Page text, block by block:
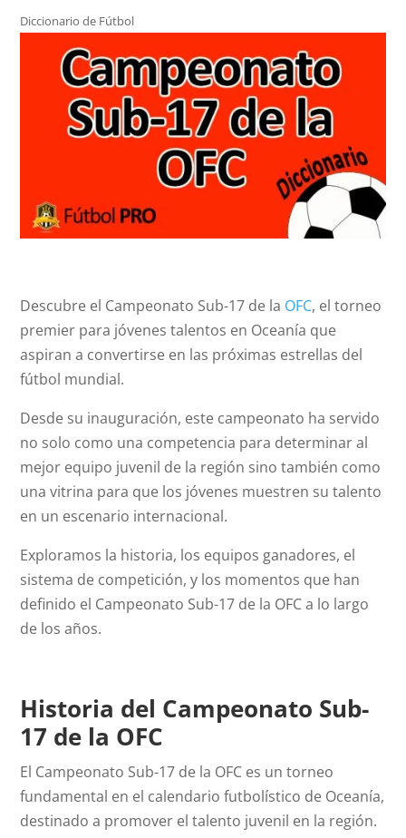
Diccionario de Fútbol
Descubre el Campeonato Sub-17 de la OFC, el torneo
premier para jóvenes talentos en Oceanía que
aspiran a convertirse en las próximas estrellas del
fútbol mundial.
Desde su inauguración, este campeonato ha servido
no solo como una competencia para determinar al
mejor equipo juvenil de la región sino también como
una vitrina para que los jóvenes muestren su talento
en un escenario internacional.
Exploramos la historia, los equipos ganadores, el
sistema de competición, y los momentos que han
definido el Campeonato Sub-17 de la OFC a lo largo
de los años.
Historia del Campeonato Sub-
17 de la OFC
El Campeonato Sub-17 de la OFC es un torneo
fundamental en el calendario futbolístico de Oceanía,
destinado a promover el talento juvenil en la región.